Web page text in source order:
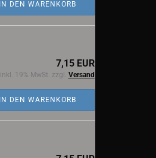
IN DEN WARENKORB
7,15 EUR
inkl. 19% MwSt. zzgl. Versand
IN DEN WARENKORB